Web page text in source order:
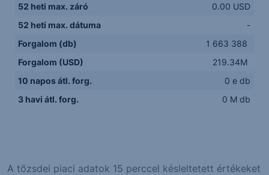
52 heti max. záró
0.00 USD
52 heti max. dátuma
-
Forgalom (db)
1 663 388
Forgalom (USD)
219.34M
10 napos átl. forg.
0 e db
3 havi átl. forg.
0 M db
A tőzsdei piaci adatok 15 perccel késleltetett értékeket